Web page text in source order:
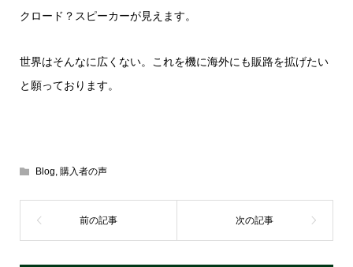
クロード？スピーカーが見えます。
世界はそんなに広くない。これを機に海外にも販路を拡げたい
と願っております。
Blog, 購入者の声